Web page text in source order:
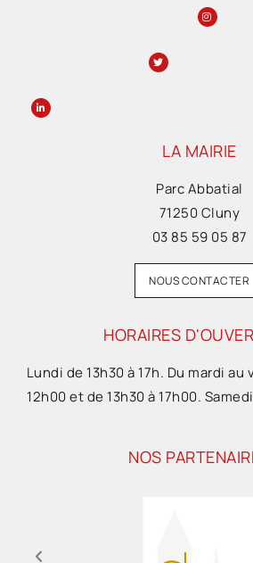
LA MAIRIE
Parc Abbatial
71250 Cluny
03 85 59 05 87
NOUS CONTACTER
HORAIRES
Lundi de 13h30 à 17h. Du mardi
12h00 et de 13h30 à 17h00.
NOS